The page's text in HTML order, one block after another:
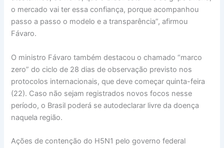
o mercado vai ter essa confiança, porque acompanhou
passo a passo o modelo e a transparência”, afirmou
Fávaro.
O ministro Fávaro também destacou o chamado “marco
zero” do ciclo de 28 dias de observação previsto nos
protocolos internacionais, que deve começar quinta-feira
(22). Caso não sejam registrados novos focos nesse
período, o Brasil poderá se autodeclarar livre da doença
naquela região.
Ações de contenção do H5N1 pelo governo federal